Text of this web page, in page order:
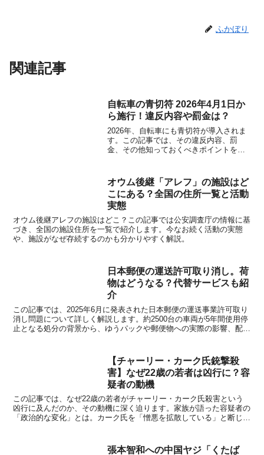
ふかぼり
関連記事
自転車の青切符 2026年4月1日か
ら施行！違反内容や罰金は？
2026年、自転車にも青切符が導入されま
す。この記事では、その違反内容、罰
金、その他知っておくべきポイントを徹
オウム後継「アレフ」の施設はど
こにある？全国の住所一覧と活動
実態
オウム後継アレフの施設はどこ？この記事では公安調査庁の情報に基
づき、全国の施設住所を一覧で紹介します。今なお続く活動の実態
や、施設がなぜ存続するのかも分かりやすく解説。
日本郵便の運送許可取り消し。荷
物はどうなる？代替サービスも紹
介
この記事では、2025年6月に発表された日本郵便の運送事業許可取り
消し問題について詳しく解説します。約2500台の車両が5年間使用停
止となる処分の背景から、ゆうパックや郵便物への実際の影響、配送
【チャーリー・カーク氏銃撃殺
害】なぜ22歳の若者は凶行に？容
疑者の動機
この記事では、なぜ22歳の若者がチャーリー・カーク氏殺害という
凶行に及んだのか、その動機に深く迫ります。家族が語った容疑者の
「政治的な変化」とは。カーク氏を「憎悪を拡散している」と断じた
張本智和への中国ヤジ「くたば